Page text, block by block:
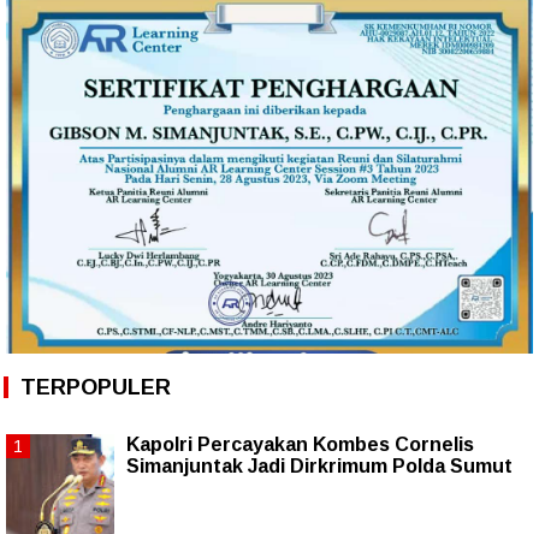
TERPOPULER
Kapolri Percayakan Kombes Cornelis
Simanjuntak Jadi Dirkrimum Polda Sumut